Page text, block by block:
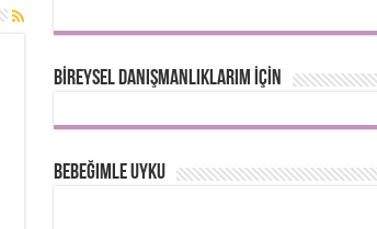
BİREYSEL DANIŞMANLIKLARIM İÇİN
Bebeğimle Uyku